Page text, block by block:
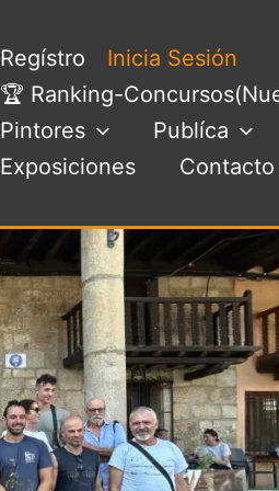
Regístro
Inicia Sesión
🏆 Ranking-
Pintores
Publíca
Exposiciones
Contacto